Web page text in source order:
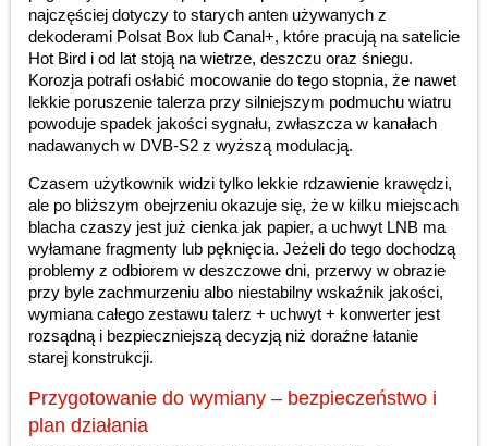
najczęściej dotyczy to starych anten używanych z
dekoderami Polsat Box lub Canal+, które pracują na satelicie
Hot Bird i od lat stoją na wietrze, deszczu oraz śniegu.
Korozja potrafi osłabić mocowanie do tego stopnia, że nawet
lekkie poruszenie talerza przy silniejszym podmuchu wiatru
powoduje spadek jakości sygnału, zwłaszcza w kanałach
nadawanych w DVB-S2 z wyższą modulacją.
Czasem użytkownik widzi tylko lekkie rdzawienie krawędzi,
ale po bliższym obejrzeniu okazuje się, że w kilku miejscach
blacha czaszy jest już cienka jak papier, a uchwyt LNB ma
wyłamane fragmenty lub pęknięcia. Jeżeli do tego dochodzą
problemy z odbiorem w deszczowe dni, przerwy w obrazie
przy byle zachmurzeniu albo niestabilny wskaźnik jakości,
wymiana całego zestawu talerz + uchwyt + konwerter jest
rozsądną i bezpieczniejszą decyzją niż doraźne łatanie
starej konstrukcji.
Przygotowanie do wymiany – bezpieczeństwo i
plan działania